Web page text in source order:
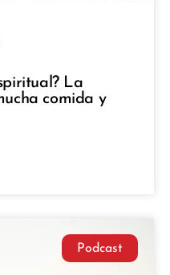
La
comida y
Podcast